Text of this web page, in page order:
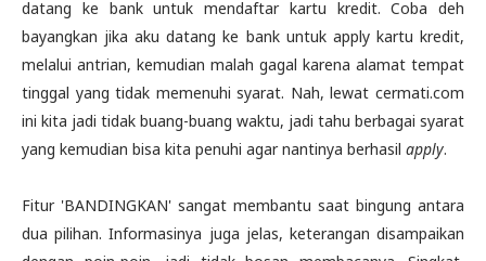
datang ke bank untuk mendaftar kartu kredit. Coba deh
bayangkan jika aku datang ke bank untuk apply kartu kredit,
melalui antrian, kemudian malah gagal karena alamat tempat
tinggal yang tidak memenuhi syarat. Nah, lewat cermati.com
ini kita jadi tidak buang-buang waktu, jadi tahu berbagai syarat
yang kemudian bisa kita penuhi agar nantinya berhasil apply.
Fitur 'BANDINGKAN' sangat membantu saat bingung antara
dua pilihan. Informasinya juga jelas, keterangan disampaikan